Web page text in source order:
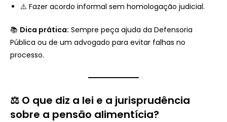
⚠️ Fazer acordo informal sem homologação judicial.
📚 Dica prática: Sempre peça ajuda da Defensoria
Pública ou de um advogado para evitar falhas no
processo.
⚖️ O que diz a lei e a jurisprudência
sobre a pensão alimentícia?